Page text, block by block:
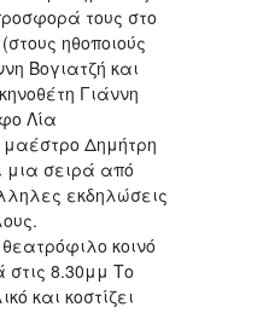
τους στο
ηθοποιούς
Βογιατζή και
Γιάννη
Λία
Δημήτρη
σειρά από
εκδηλώσεις
κοινό
στις 8.30μμ Το
και κοστίζει